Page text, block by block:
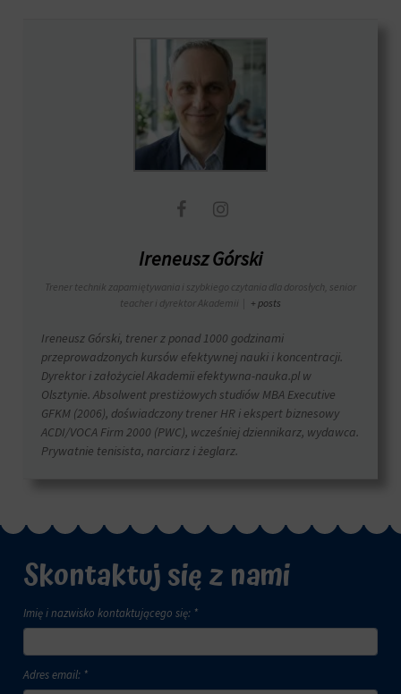
Ireneusz Górski
Trener technik zapamiętywania i szybkiego czytania dla dorosłych, senior
teacher i dyrektor Akademii
+ posts
Ireneusz Górski, trener z ponad 1000 godzinami
przeprowadzonych kursów efektywnej nauki i koncentracji.
Dyrektor i założyciel Akademii efektywna-nauka.pl w
Olsztynie. Absolwent prestiżowych studiów MBA Executive
GFKM (2006), doświadczony trener HR i ekspert biznesowy
ACDI/VOCA Firm 2000 (PWC), wcześniej dziennikarz, wydawca.
Prywatnie tenisista, narciarz i żeglarz.
Skontaktuj się z nami
Imię i nazwisko kontaktującego się: *
Adres email: *